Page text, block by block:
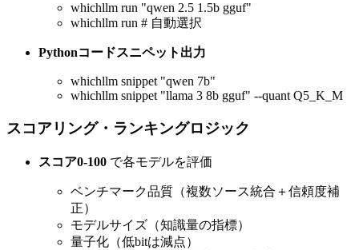
whichllm run "qwen 2.5 1.5b gguf"
whichllm run # 自動選択
Pythonコードスニペット出力
whichllm snippet "qwen 7b"
whichllm snippet "llama 3 8b gguf" --quant Q5_K_M
スコアリング・ランキングロジック
スコア0-100 で各モデルを評価
ベンチマーク品質（複数ソース統合＋信頼度補
正）
モデルサイズ（知識量の指標）
量子化（低bitは減点）